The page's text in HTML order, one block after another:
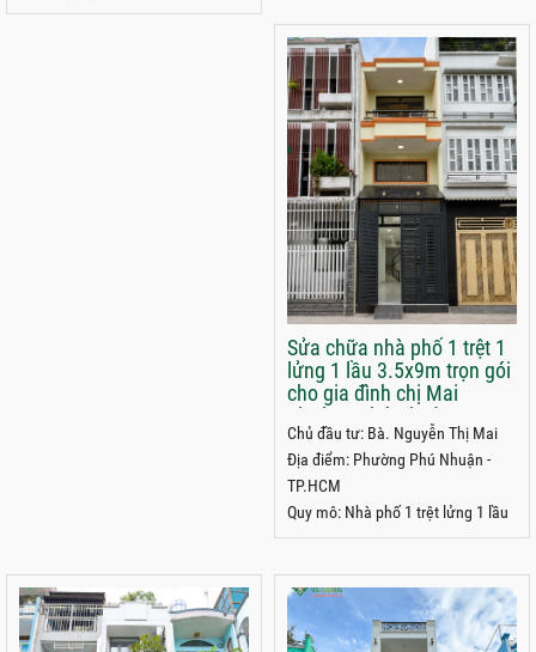
Sửa chữa nhà phố 1 trệt 1
lửng 1 lầu 3.5x9m trọn gói
cho gia đình chị Mai
phường Phú Nhuận
TP.HCM
Chủ đầu tư: Bà. Nguyễn Thị Mai
Địa điểm: Phường Phú Nhuận -
TP.HCM
Quy mô: Nhà phố 1 trệt lửng 1 lầu